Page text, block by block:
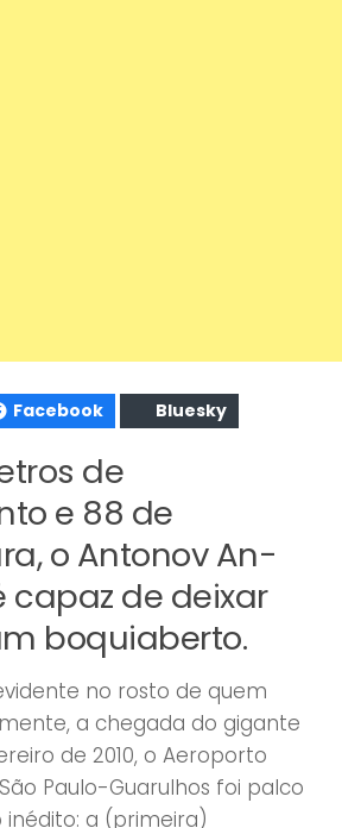
Facebook Bluesky
de
e 88 de
o Antonov An-
capaz de deixar
boquiaberto.
no rosto de quem
a chegada do gigante
de 2010, o Aeroporto
Paulo-Guarulhos foi palco
a (primeira)